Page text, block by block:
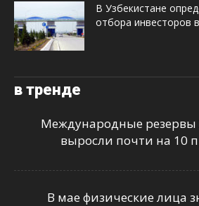
В Узбекистане
отбора инвесторов
в тренде
Международные резервы
выросли почти на 10
В мае физические лица